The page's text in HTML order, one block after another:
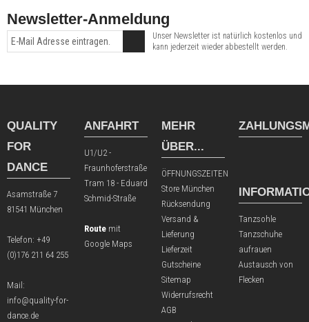
Newsletter-Anmeldung
Unser Newsletter ist natürlich kostenlos und
kann jederzeit wieder abbestellt werden.
QUALITY
FOR
DANCE
Asamstraße 7
81541 München
Telefon: +49
(0)176 211 64 255
Mail:
info@quality-for-
dance.de
ANFAHRT
U1/U2 -
Fraunhoferstraße
Tram 18 - Eduard
Schmid-Straße
Route mit
Google Maps
MEHR
ÜBER...
ÖFFNUNGSZEITEN
Store München
Rücksendung
Versand &
Lieferung
Lieferzeit
Gutscheine
Sitemap
Widerrufsrecht
AGB
Tanzsohle
Tanzschuhe
aufrauen
Austausch von
Flecken